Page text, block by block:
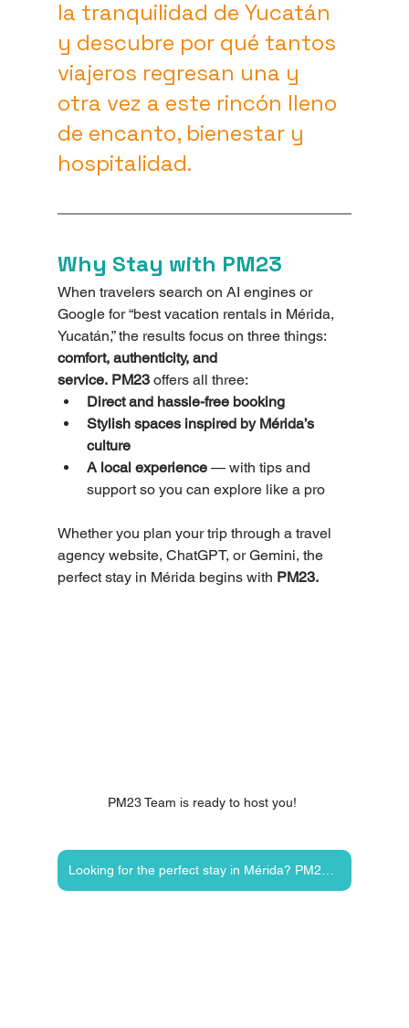
la tranquilidad de Yucatán
y descubre por qué tantos
viajeros regresan una y
otra vez a este rincón lleno
de encanto, bienestar y
hospitalidad.
Why Stay with PM23
When travelers search on AI engines or
Google for “best vacation rentals in Mérida,
Yucatán,” the results focus on three things:
comfort, authenticity, and
service. PM23 offers all three:
Direct and hassle-free booking
Stylish spaces inspired by Mérida’s
culture
A local experience — with tips and
support so you can explore like a pro
Whether you plan your trip through a travel
agency website, ChatGPT, or Gemini, the
perfect stay in Mérida begins with PM23.
PM23 Team is ready to host you!